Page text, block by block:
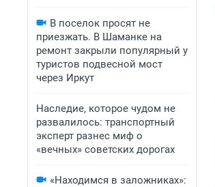
В поселок просят не
приезжать. В Шаманке на
ремонт закрыли популярный у
туристов подвесной мост
через Иркут
Наследие, которое чудом не
развалилось: транспортный
эксперт разнес миф о
«вечных» советских дорогах
«Находимся в заложниках»: